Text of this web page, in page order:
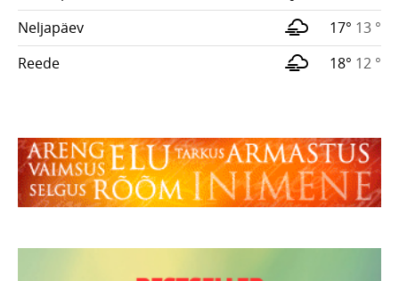
Neljapäev
17° 13 °
Reede
18° 12 °